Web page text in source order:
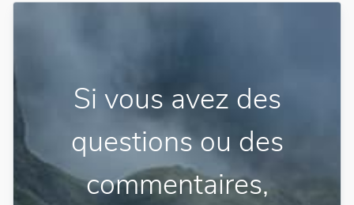
Si vous avez des
questions ou des
commentaires,